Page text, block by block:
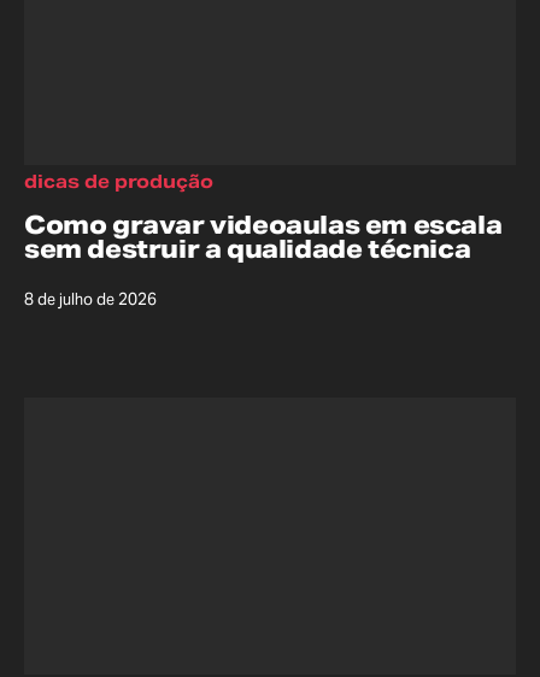
Como gravar videoaulas em escala
sem destruir a qualidade técnica
8 de julho de 2026
dicas de produção